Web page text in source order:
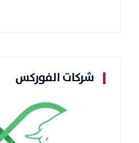
شركات الفوركس